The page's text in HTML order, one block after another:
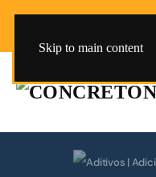
Skip to main content